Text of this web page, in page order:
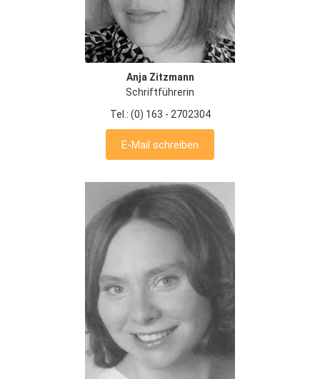
Anja Zitzmann
Schriftführerin
Tel.: (0) 163 - 2702304
E-Mail schreiben